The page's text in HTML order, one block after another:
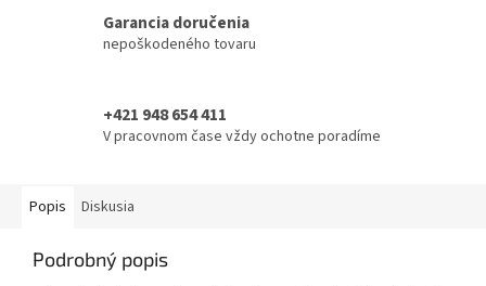
Garancia doručenia
nepoškodeného tovaru
+421 948 654 411
V pracovnom čase vždy ochotne poradíme
Popis Diskusia
Podrobný popis